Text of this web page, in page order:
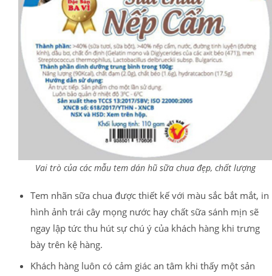
Vai trò của các mẫu tem dán hũ sữa chua đẹp, chất lượng
Tem nhãn sữa chua được thiết kế với màu sắc bắt mắt, in
hình ảnh trái cây mọng nước hay chất sữa sánh mịn sẽ
ngay lập tức thu hút sự chú ý của khách hàng khi trưng
bày trên kệ hàng.
Khách hàng luôn có cảm giác an tâm khi thấy một sản